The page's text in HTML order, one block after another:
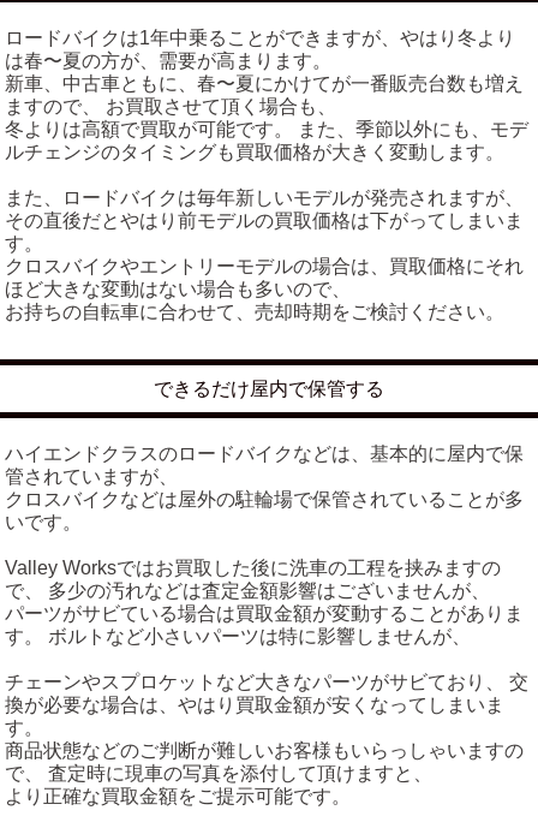
ロードバイクは1年中乗ることができますが、やはり冬より
は春〜夏の方が、需要が高まります。
新車、中古車ともに、春〜夏にかけてが一番販売台数も増え
ますので、 お買取させて頂く場合も、
冬よりは高額で買取が可能です。 また、季節以外にも、モデ
ルチェンジのタイミングも買取価格が大きく変動します。
また、ロードバイクは毎年新しいモデルが発売されますが、
その直後だとやはり前モデルの買取価格は下がってしまいま
す。
クロスバイクやエントリーモデルの場合は、買取価格にそれ
ほど大きな変動はない場合も多いので、
お持ちの自転車に合わせて、売却時期をご検討ください。
できるだけ屋内で保管する
ハイエンドクラスのロードバイクなどは、基本的に屋内で保
管されていますが、
クロスバイクなどは屋外の駐輪場で保管されていることが多
いです。
Valley Worksではお買取した後に洗車の工程を挟みますの
で、 多少の汚れなどは査定金額影響はございませんが、
パーツがサビている場合は買取金額が変動することがありま
す。 ボルトなど小さいパーツは特に影響しませんが、
チェーンやスプロケットなど大きなパーツがサビており、 交
換が必要な場合は、やはり買取金額が安くなってしまいま
す。
商品状態などのご判断が難しいお客様もいらっしゃいますの
で、 査定時に現車の写真を添付して頂けますと、
より正確な買取金額をご提示可能です。